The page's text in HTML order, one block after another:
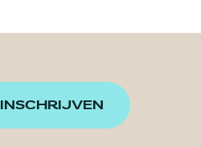
INSCHRIJVEN